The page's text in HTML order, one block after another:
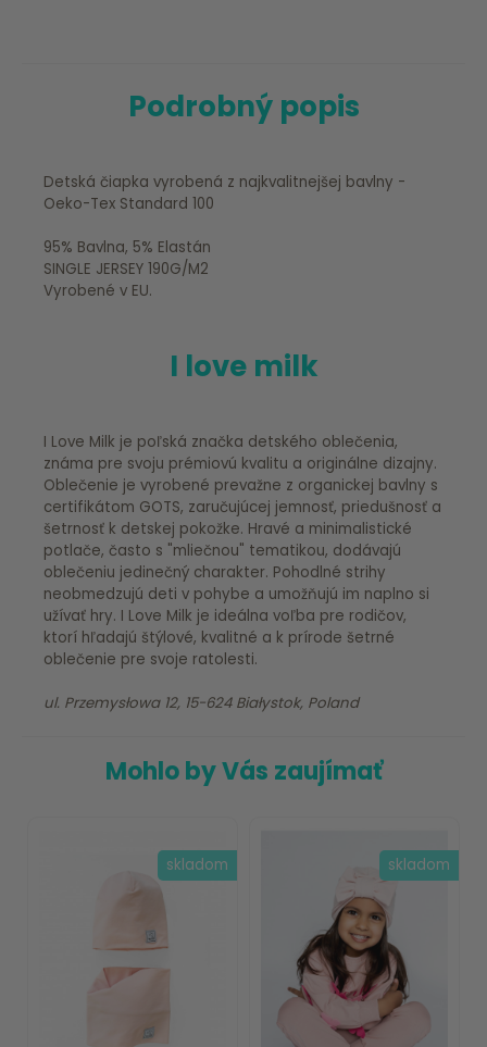
Podrobný popis
Detská čiapka vyrobená z najkvalitnejšej bavlny -
Oeko-Tex Standard 100
95% Bavlna, 5% Elastán
SINGLE JERSEY 190G/M2
Vyrobené v EU.
I love milk
I Love Milk je poľská značka detského oblečenia,
známa pre svoju prémiovú kvalitu a originálne dizajny.
Oblečenie je vyrobené prevažne z organickej bavlny s
certifikátom GOTS, zaručujúcej jemnosť, priedušnosť a
šetrnosť k detskej pokožke. Hravé a minimalistické
potlače, často s "mliečnou" tematikou, dodávajú
oblečeniu jedinečný charakter. Pohodlné strihy
neobmedzujú deti v pohybe a umožňujú im naplno si
užívať hry. I Love Milk je ideálna voľba pre rodičov,
ktorí hľadajú štýlové, kvalitné a k prírode šetrné
oblečenie pre svoje ratolesti.
ul. Przemysłowa 12, 15-624 Białystok, Poland
Mohlo by Vás zaujímať
skladom skladom